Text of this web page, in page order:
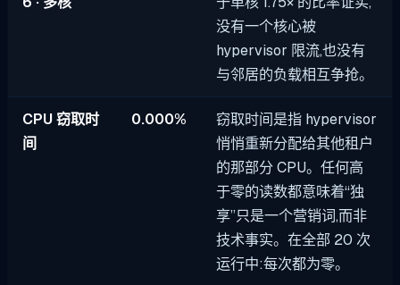
没有一个核心被
hypervisor 限流,也没有
与邻居的负载相互争抢。
CPU 窃取时
间
0.000%
窃取时间是指 hypervisor
悄悄重新分配给其他租户
的那部分 CPU。任何高
于零的读数都意味着“独
享”只是一个营销词,而非
技术事实。在全部 20 次
运行中:每次都为零。